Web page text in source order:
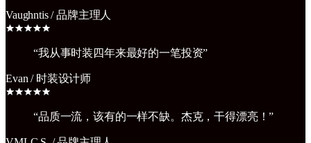
Vaughntis/品牌主理人
“我从事时装四年来最好的一笔投资”
Evan / 时装设计师
“品质一流，该有的一样不缺。杰克，干得漂亮！”